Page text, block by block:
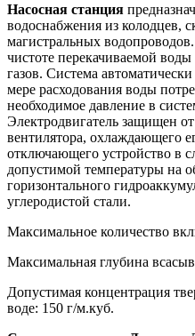
Насосная станция
водоснабжения из колодцев,
магистральных
чистоте перекачиваемой
газов. Система
мере расходования воды
необходимое давление в
Электродвигатель защищен
вентилятора, охлаждающего
отключающего устройство в
допустимой температуры на
горизонтального
углеродистой стали.
Максимальное количество
Максимальная глубина
Допустимая концентрация
воде: 150 г/м.куб.